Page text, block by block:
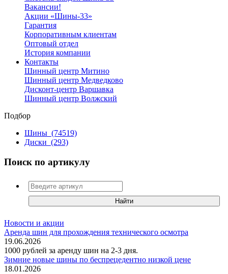
Вакансии!
Акции «Шины-33»
Гарантия
Корпоративным клиентам
Оптовый отдел
История компании
Контакты
Шинный центр Митино
Шинный центр Медведково
Дисконт-центр Варшавка
Шинный центр Волжский
Подбор
Шины (74519)
Диски (293)
Поиск по артикулу
Новости и акции
Аренда шин для прохождения технического осмотра
19.06.2026
1000 рублей за аренду шин на 2-3 дня.
Зимние новые шины по беспрецедентно низкой цене
18.01.2026